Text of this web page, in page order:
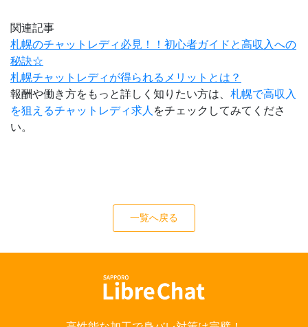
関連記事
札幌のチャットレディ必見！！初心者ガイドと高収入への
秘訣☆
札幌チャットレディが得られるメリットとは？
報酬や働き方をもっと詳しく知りたい方は、 札幌で高収入
を狙えるチャットレディ求人 をチェックしてみてくださ
い。
一覧へ戻る